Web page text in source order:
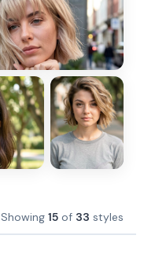
Showing 15 of 33 styles